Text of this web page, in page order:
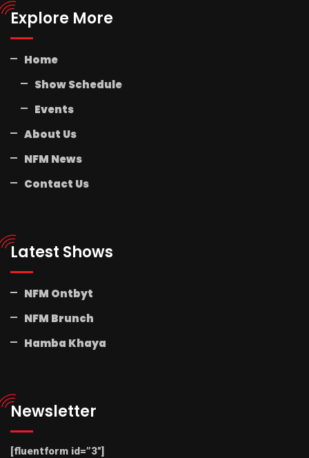
Explore More
Home
Show Schedule
Events
About Us
NFM News
Contact Us
Latest Shows
NFM Ontbyt
NFM Brunch
Hamba Khaya
Newsletter
[fluentform id=”3″]